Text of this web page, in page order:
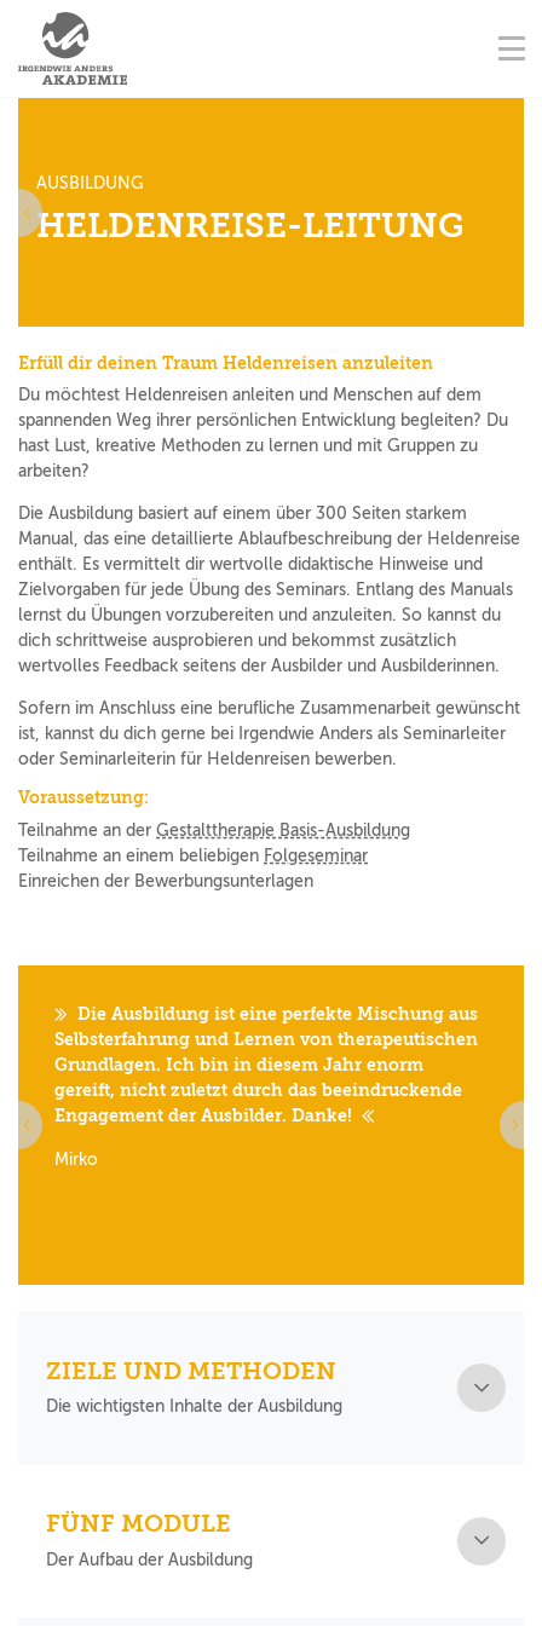
NAVIGATION ÜBERSPRINGEN
STARTSEITE
FORTBILDUNGEN
AUSBILDER
AUSBILDUNG
HELDENREISE-LEITUNG
Erfüll dir deinen Traum Heldenreisen anzuleiten
Du möchtest Heldenreisen anleiten und Menschen auf dem
spannenden Weg ihrer persönlichen Entwicklung begleiten? Du
hast Lust, kreative Methoden zu lernen und mit Gruppen zu
arbeiten?
Die Ausbildung basiert auf einem über 300 Seiten starkem
Manual, das eine detaillierte Ablaufbeschreibung der Heldenreise
enthält. Es vermittelt dir wertvolle didaktische Hinweise und
Zielvorgaben für jede Übung des Seminars. Entlang des Manuals
lernst du Übungen vorzubereiten und anzuleiten. So kannst du
dich schrittweise ausprobieren und bekommst zusätzlich
wertvolles Feedback seitens der Ausbilder und Ausbilderinnen.
Sofern im Anschluss eine berufliche Zusammenarbeit gewünscht
ist, kannst du dich gerne bei Irgendwie Anders als Seminarleiter
oder Seminarleiterin für Heldenreisen bewerben.
Voraussetzung:
Teilnahme an der Gestalttherapie Basis-Ausbildung
Teilnahme an einem beliebigen Folgeseminar
Einreichen der Bewerbungsunterlagen
Die Ausbildung ist eine perfekte Mischung aus
Selbsterfahrung und Lernen von therapeutischen
Grundlagen. Ich bin in diesem Jahr enorm
gereift, nicht zuletzt durch das beeindruckende
Engagement der Ausbilder. Danke!
Mirko
ZIELE UND METHODEN
Die wichtigsten Inhalte der Ausbildung
FÜNF MODULE
Der Aufbau der Ausbildung